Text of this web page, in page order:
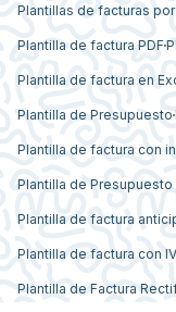
Plantillas de facturas
Plantilla de factura PDF
Plantilla de factura en
Plantilla de Presupuesto
Plantilla de factura con
Plantilla de Presupuesto
Plantilla de factura
Plantilla de factura con
Plantilla de Factura